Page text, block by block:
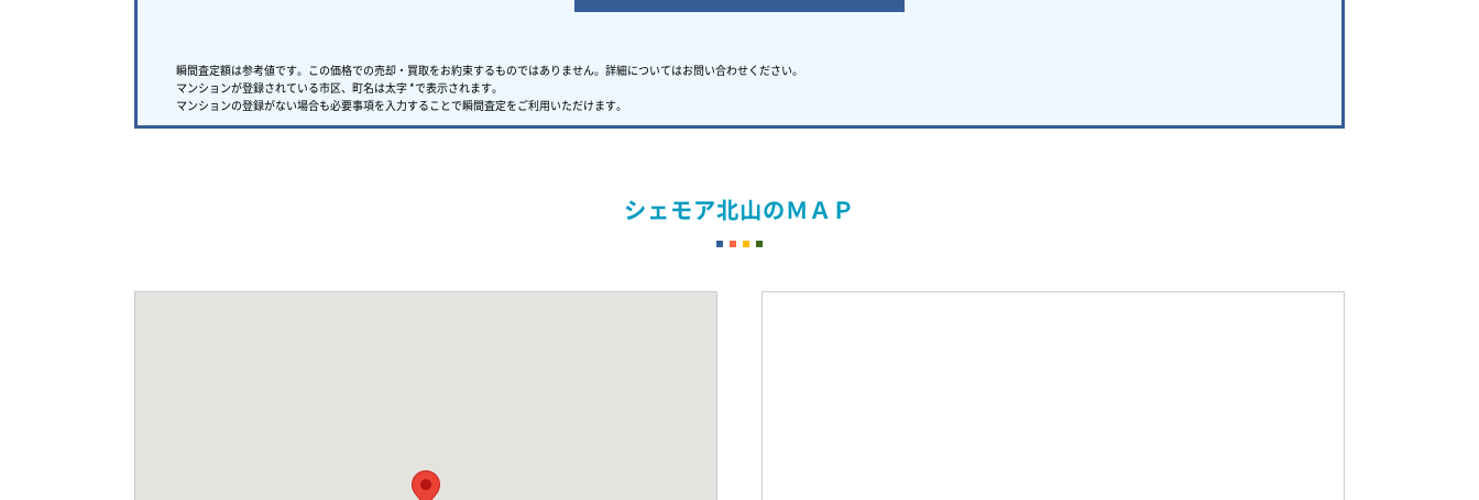
瞬間査定額は参考値です。この価格での売却・買取をお約束するものではありません。 詳細についてはお問い合わせください。
マンションが登録されている市区、町名は太字 *で表示されます。
マンションの登録がない場合も必要事項を入力することで瞬間査定をご利用いただけます。
シェモア北山のＭＡＰ